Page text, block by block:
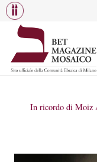
In ricordo di Moiz